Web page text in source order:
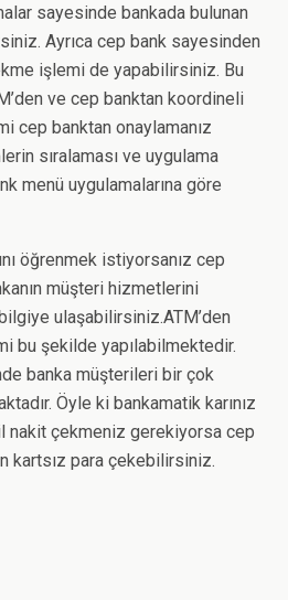
sayesinde bankada bulunan
Ayrıca cep bank sayesinden
işlemi de yapabilirsiniz. Bu
ve cep banktan koordineli
cep banktan onaylamanız
sıralaması ve uygulama
menü uygulamalarına göre
öğrenmek istiyorsanız cep
müşteri hizmetlerini
ulaşabilirsiniz.ATM’den
bu şekilde yapılabilmektedir.
banka müşterileri bir çok
Öyle ki bankamatik karınız
nakit çekmeniz gerekiyorsa cep
kartsız para çekebilirsiniz.